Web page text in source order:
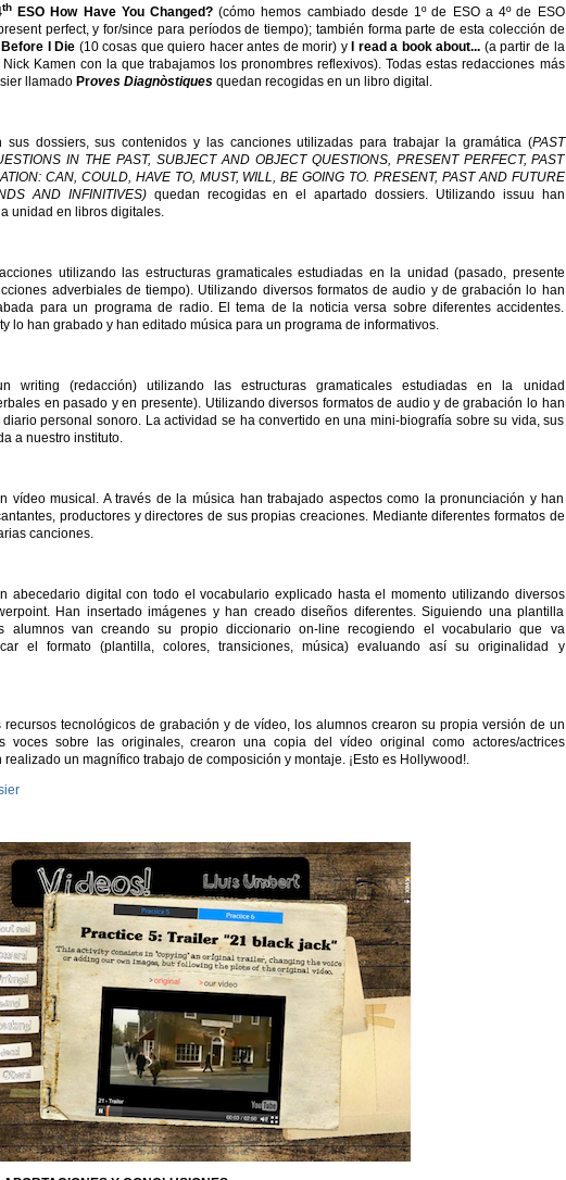
thESO How Have You Changed?(cómo hemos cambiado desde 1º de ESO a 4º de ESO
perfect, y for/since para períodos de tiempo); también forma parte de esta colección de
I Die (10 cosas que quiero hacer antes de morir) y I read a book about... (a partir de la
Kamen con la que trabajamos los pronombres reflexivos). Todas estas redacciones más
llamado Proves Diagnòstiquesquedan recogidas en un libro digital.
sus dossiers, sus contenidos y las canciones utilizadas para trabajar la gramática (PAST
IN THE PAST, SUBJECT AND OBJECT QUESTIONS, PRESENT PERFECT, PAST
CAN, COULD, HAVE TO, MUST, WILL, BE GOING TO. PRESENT, PAST AND FUTURE
AND INFINITIVES) quedan recogidas en el apartado dossiers. Utilizando issuu han
unidad en libros digitales.
utilizando las estructuras gramaticales estudiadas en la unidad (pasado, presente
adverbiales de tiempo). Utilizando diversos formatos de audio y de grabación lo han
para un programa de radio. El tema de la noticia versa sobre diferentes accidentes.
lo han grabado y han editado música para un programa de informativos.
writing (redacción) utilizando las estructuras gramaticales estudiadas en la unidad
en pasado y en presente). Utilizando diversos formatos de audio y de grabación lo han
personal sonoro. La actividad se ha convertido en una mini-biografía sobre su vida, sus
a nuestro instituto.
vídeo musical. A través de la música han trabajado aspectos como la pronunciación y han
productores y directores de sus propias creaciones. Mediante diferentes formatos de
canciones.
abecedario digital con todo el vocabulario explicado hasta el momento utilizando diversos
Han insertado imágenes y han creado diseños diferentes. Siguiendo una plantilla
alumnos van creando su propio diccionario on-line recogiendo el vocabulario que va
el formato (plantilla, colores, transiciones, música) evaluando así su originalidad y
recursos tecnológicos de grabación y de vídeo, los alumnos crearon su propia versión de un
voces sobre las originales, crearon una copia del vídeo original como actores/actrices
un magnífico trabajo de composición y montaje. ¡Esto es Hollywood!.